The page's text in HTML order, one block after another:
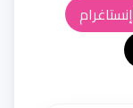
إنستاغرام